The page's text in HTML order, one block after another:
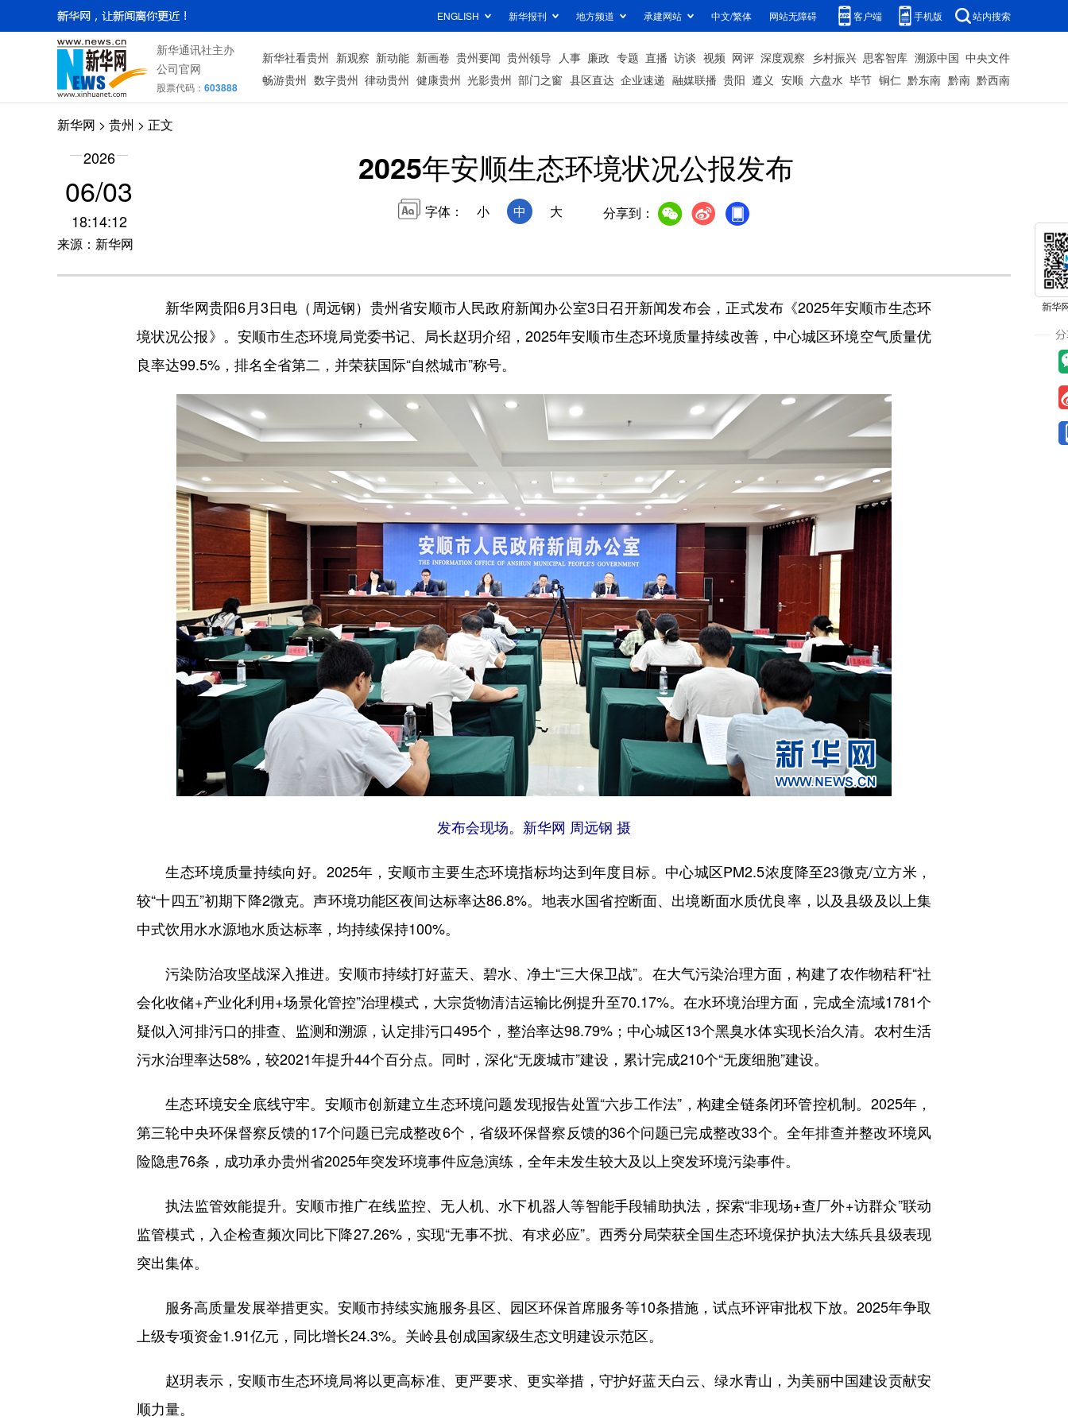
ENGLISH 新华报刊 地方频道 承建网站 中文/繁体 网站无障碍 客户端 手机版 站内搜索
新华通讯社主办
公司官网
股票代码： 603888
新华社看贵州 新观察 新动能 新画卷 贵州要闻 贵州领导 人事 廉政 专题 直播 访谈 视频 网评 深度观察 乡村振兴 思客智库 溯源中国 中央文件
畅游贵州 数字贵州 律动贵州 健康贵州 光影贵州 部门之窗 县区直达 企业速递 融媒联播 贵阳 遵义 安顺 六盘水 毕节 铜仁 黔东南 黔南 黔西南
新华网 > 贵州 > 正文
2026
06/03
18:14:12
来源：新华网
2025年安顺生态环境状况公报发布
字体： 小 中 大 分享到：
新华网贵阳6月3日电（周远钢）贵州省安顺市人民政府新闻办公室3日召开新闻发布会，正式发布《2025年安顺市生态环
境状况公报》。安顺市生态环境局党委书记、局长赵玥介绍，2025年安顺市生态环境质量持续改善，中心城区环境空气质量优
良率达99.5%，排名全省第二，并荣获国际“自然城市”称号。
发布会现场。新华网 周远钢 摄
生态环境质量持续向好。2025年，安顺市主要生态环境指标均达到年度目标。中心城区PM2.5浓度降至23微克/立方米，
较“十四五”初期下降2微克。声环境功能区夜间达标率达86.8%。地表水国省控断面、出境断面水质优良率，以及县级及以上集
中式饮用水水源地水质达标率，均持续保持100%。
污染防治攻坚战深入推进。安顺市持续打好蓝天、碧水、净土“三大保卫战”。在大气污染治理方面，构建了农作物秸秆“社
会化收储+产业化利用+场景化管控”治理模式，大宗货物清洁运输比例提升至70.17%。在水环境治理方面，完成全流域1781个
疑似入河排污口的排查、监测和溯源，认定排污口495个，整治率达98.79%；中心城区13个黑臭水体实现长治久清。农村生活
污水治理率达58%，较2021年提升44个百分点。同时，深化“无废城市”建设，累计完成210个“无废细胞”建设。
生态环境安全底线守牢。安顺市创新建立生态环境问题发现报告处置“六步工作法”，构建全链条闭环管控机制。2025年，
第三轮中央环保督察反馈的17个问题已完成整改6个，省级环保督察反馈的36个问题已完成整改33个。全年排查并整改环境风
险隐患76条，成功承办贵州省2025年突发环境事件应急演练，全年未发生较大及以上突发环境污染事件。
执法监管效能提升。安顺市推广在线监控、无人机、水下机器人等智能手段辅助执法，探索“非现场+查厂外+访群众”联动
监管模式，入企检查频次同比下降27.26%，实现“无事不扰、有求必应”。西秀分局荣获全国生态环境保护执法大练兵县级表现
突出集体。
服务高质量发展举措更实。安顺市持续实施服务县区、园区环保首席服务等10条措施，试点环评审批权下放。2025年争取
上级专项资金1.91亿元，同比增长24.3%。关岭县创成国家级生态文明建设示范区。
赵玥表示，安顺市生态环境局将以更高标准、更严要求、更实举措，守护好蓝天白云、绿水青山，为美丽中国建设贡献安
顺力量。